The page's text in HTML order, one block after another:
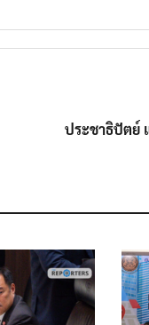
ประชาธิปัตย์